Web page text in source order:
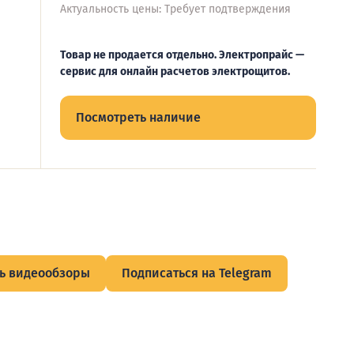
Актуальность цены: Требует подтверждения
Товар не продается отдельно. Электропрайс —
сервис для онлайн расчетов электрощитов.
Посмотреть наличие
видеообзоры Подписаться на Telegram